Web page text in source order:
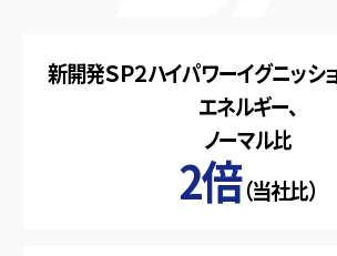
新開発ＳＰ２ハイパワーイグニッシ
エネルギー、
ノーマル比
2倍（当社比）